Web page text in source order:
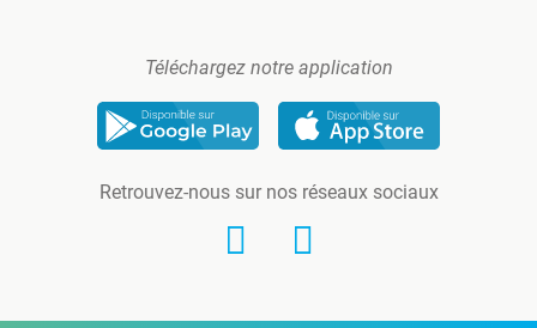
Téléchargez notre application
Retrouvez-nous sur nos réseaux sociaux